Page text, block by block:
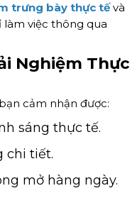
trưng bày thực tế và
làm việc thông qua
Nghiệm Thực
cảm nhận được:
sáng thực tế.
chi tiết.
mở hàng ngày.